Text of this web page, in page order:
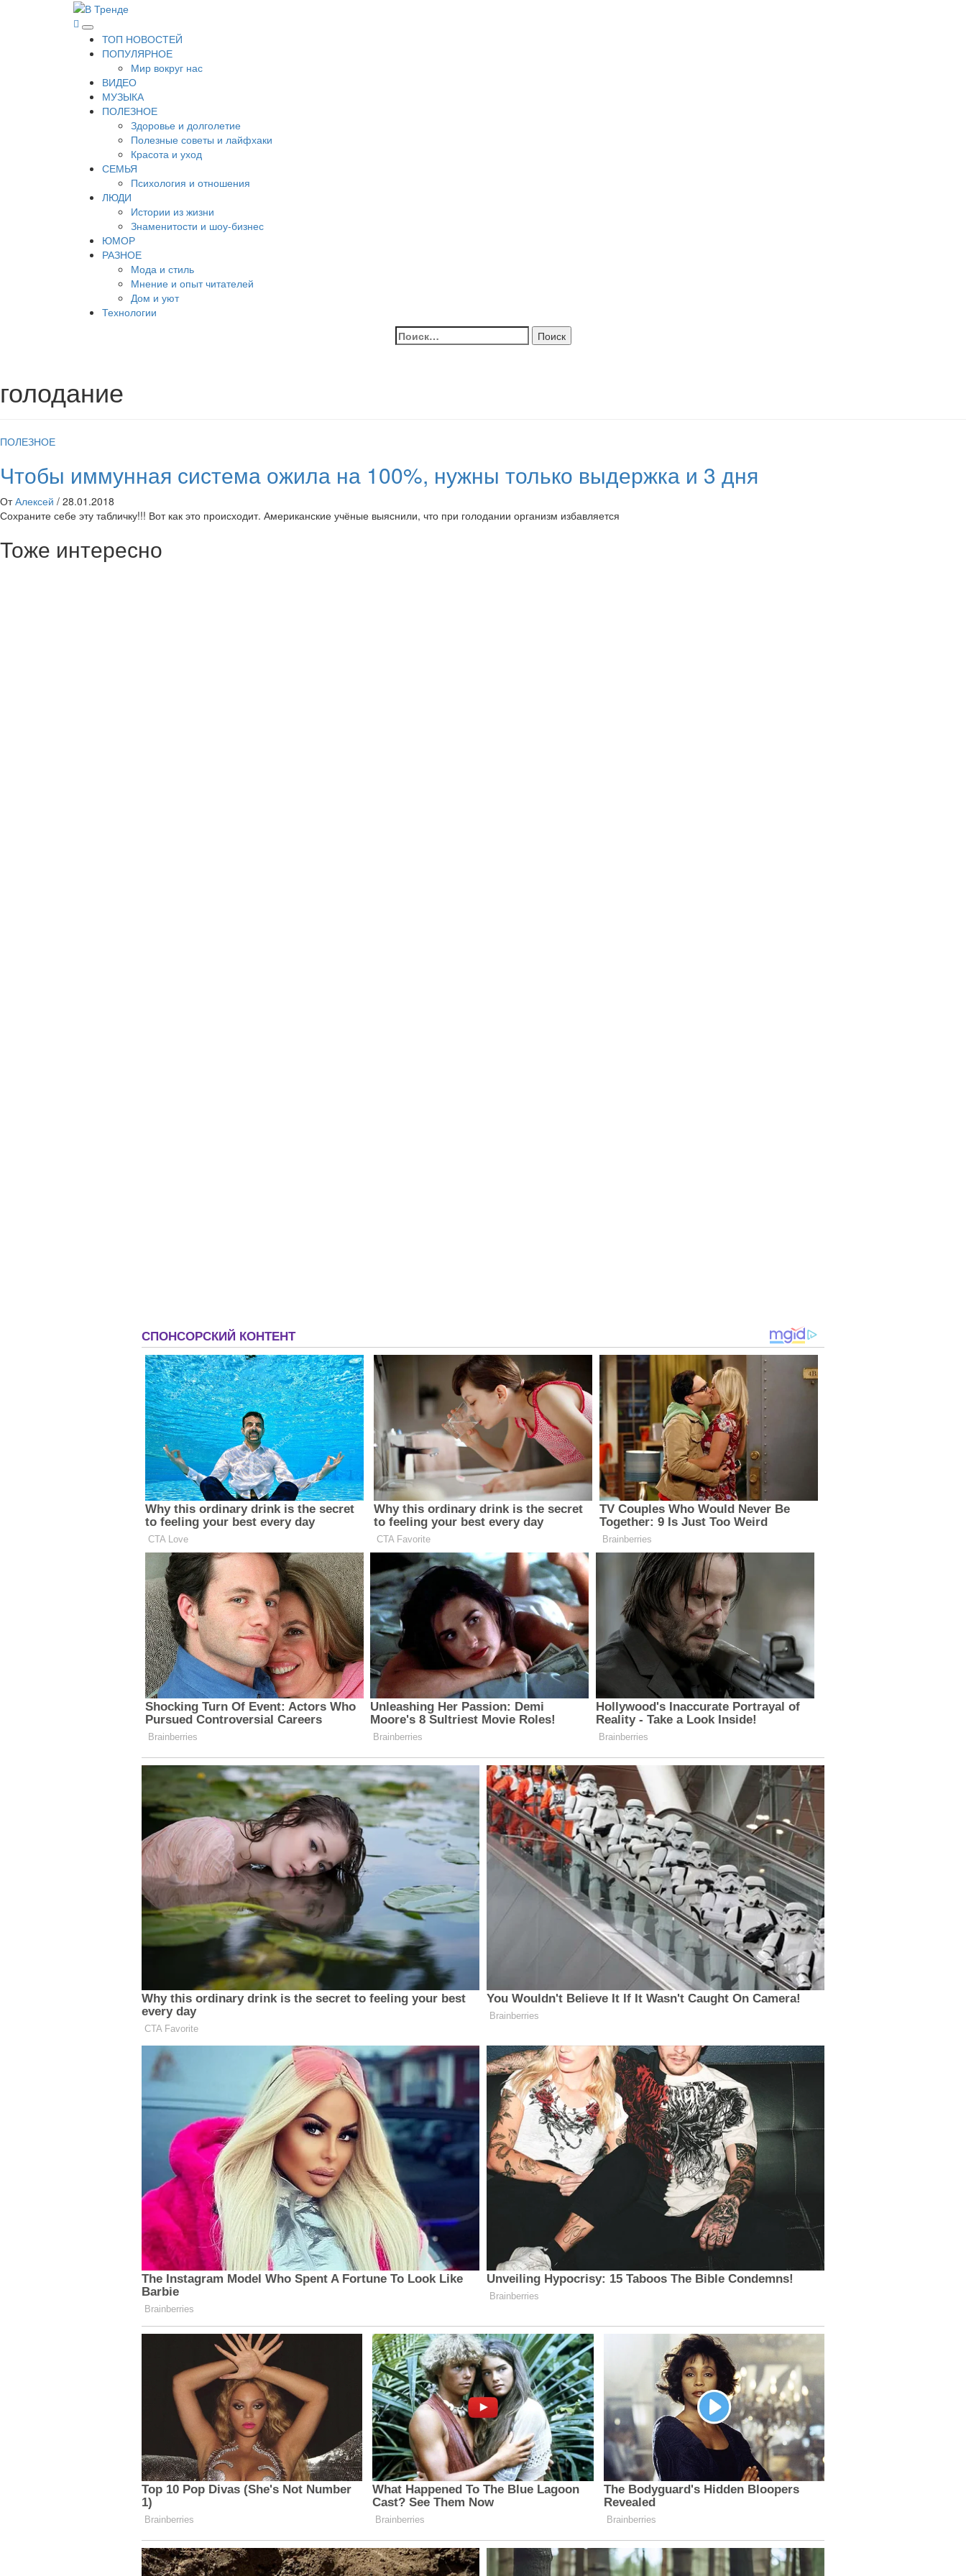
В Тренде
Самые свежие новости интернета
Основное
меню
ТОП НОВОСТЕЙ
ПОПУЛЯРНОЕ
Мир вокруг нас
ВИДЕО
МУЗЫКА
ПОЛЕЗНОЕ
Здоровье и долголетие
Полезные советы и лайфхаки
Красота и уход
СЕМЬЯ
Психология и отношения
ЛЮДИ
Истории из жизни
Знаменитости и шоу-бизнес
ЮМОР
РАЗНОЕ
Мода и стиль
Мнение и опыт читателей
Дом и уют
Технологии
Найти:
голодание
ПОЛЕЗНОЕ
Чтобы иммунная система ожила на 100%, нужны только выдержка и 3 дня
От Алексей / 28.01.2018
Сохраните себе эту табличку!!! Вот как это происходит. Американские учёные выяснили, что при голодании организм избавляется
Тоже интересно